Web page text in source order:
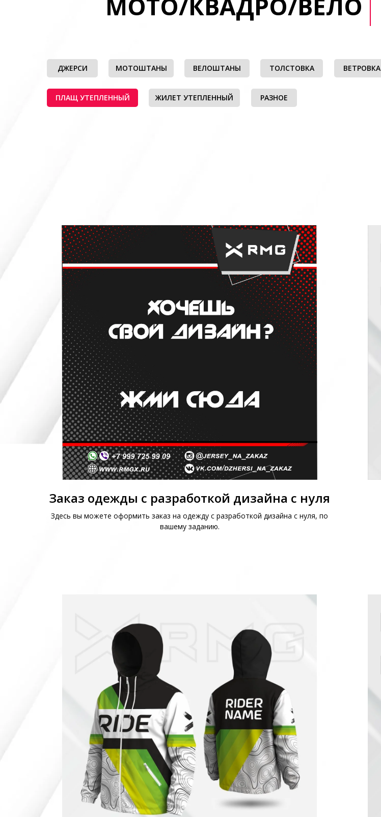
ДЖЕРСИ МОТОШТАНЫ ВЕЛОШТАНЫ ТОЛСТОВКА ВЕТРОВКА
ПЛАЩ УТЕПЛЕННЫЙ ЖИЛЕТ УТЕПЛЕННЫЙ РАЗНОЕ
Заказ одежды с разработкой дизайна с нуля
Здесь вы можете оформить заказ на одежду с разработкой дизайна с нуля, по
вашему заданию.